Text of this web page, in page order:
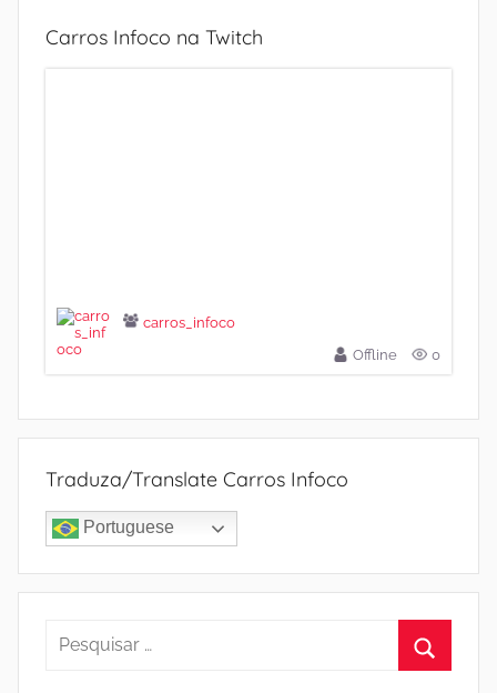
Carros Infoco na Twitch
carros_infoco
Offline
0
Traduza/Translate Carros Infoco
Portuguese
Pesquisar